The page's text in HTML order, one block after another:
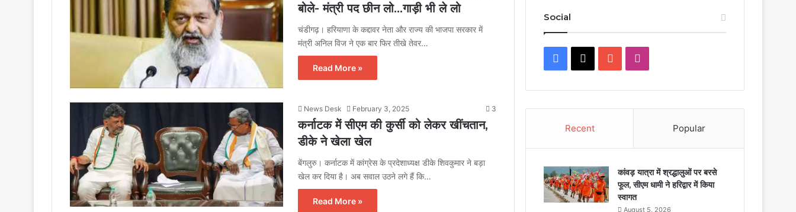
बोले- मंत्री पद छीन लो…गाड़ी भी ले लो
चंडीगढ़। हरियाणा के कद्दावर नेता और राज्य की भाजपा सरकार में
मंत्री अनिल विज ने एक बार फिर तीखे तेवर…
Read More »
News Desk February 3, 2025 3
कर्नाटक में सीएम की कुर्सी को लेकर खींचतान,
डीके ने खेला खेल
बेंगलुरु। कर्नाटक में कांग्रेस के प्रदेशाध्यक्ष डीके शिवकुमार ने बड़ा
खेल कर दिया है। अब सवाल उठने लगे हैं कि…
Read More »
Social
Facebook
X YouTube
Recent Popular
कांवड़ यात्रा में श्रद्धालुओं पर बरसे
फूल, सीएम धामी ने हरिद्वार में किया
स्वागत
August 5, 2026